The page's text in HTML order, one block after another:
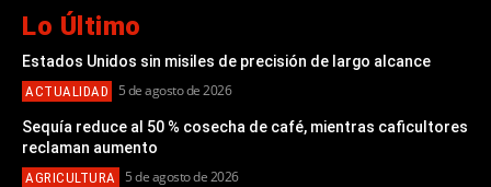
Lo Último
Estados Unidos sin misiles de precisión de largo alcance
ACTUALIDAD 5 de agosto de 2026
Sequía reduce al 50 % cosecha de café, mientras caficultores
reclaman aumento
AGRICULTURA 5 de agosto de 2026